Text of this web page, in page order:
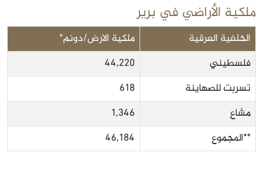
ملكية الأراضي في برير
الخلفية العرقية
ملكية الارض/دونم*
فلسطيني
44,220
تسربت للصهاينة
618
مشاع
1,346
**المجموع
46,184